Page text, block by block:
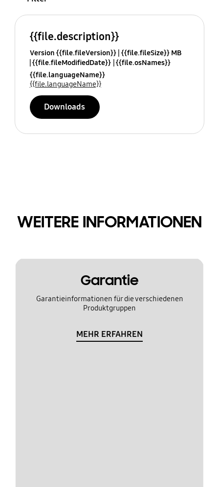
{{file.description}}
Version {{file.fileVersion}} {{file.fileSize}} MB
{{file.fileModifiedDate}} {{file.osNames}}
{{file.languageName}}
{{file.languageName}}
Downloads
WEITERE INFORMATIONEN
Garantie
Garantieinformationen für die verschiedenen
Produktgruppen
MEHR ERFAHREN